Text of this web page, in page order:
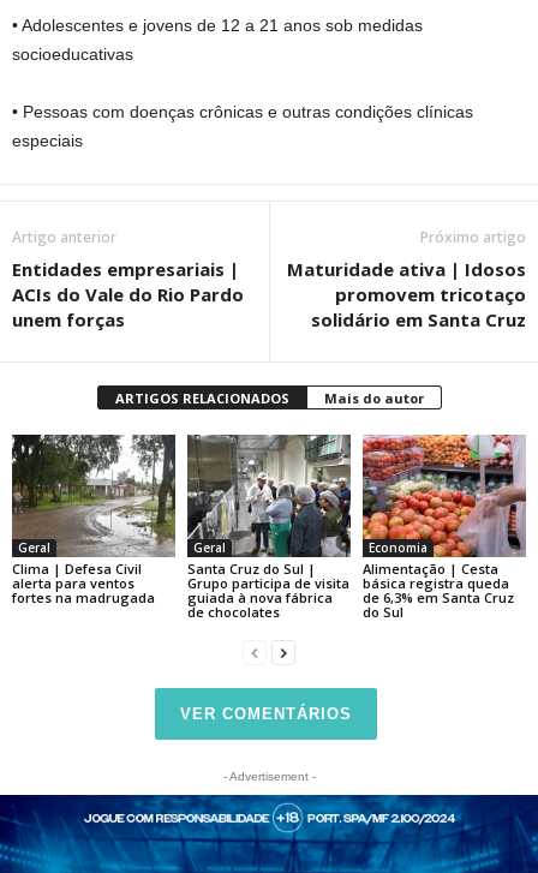
• Adolescentes e jovens de 12 a 21 anos sob medidas
socioeducativas
• Pessoas com doenças crônicas e outras condições clínicas
especiais
Artigo anterior
Entidades empresariais |
ACIs do Vale do Rio Pardo
unem forças
Próximo artigo
Maturidade ativa | Idosos
promovem tricotaço
solidário em Santa Cruz
ARTIGOS RELACIONADOS Mais do autor
Geral
Clima | Defesa Civil
alerta para ventos
fortes na madrugada
Geral
Santa Cruz do Sul |
Grupo participa de visita
guiada à nova fábrica
de chocolates
Economia
Alimentação | Cesta
básica registra queda
de 6,3% em Santa Cruz
do Sul
VER COMENTÁRIOS
- Advertisement -